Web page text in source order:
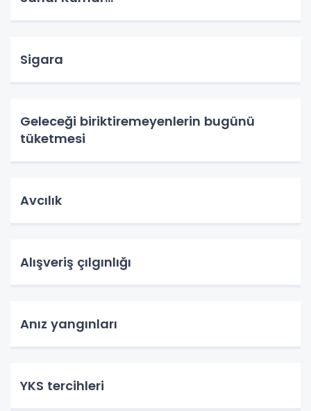
Sigara
Geleceği biriktiremeyenlerin bugünü
tüketmesi
Avcılık
Alışveriş çılgınlığı
Anız yangınları
YKS tercihleri